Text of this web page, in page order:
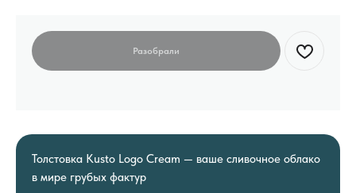
Толстовка Kusto Logo Cream — ваше сливочное облако
в мире грубых фактур